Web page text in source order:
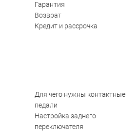
Гарантия
Возврат
Кредит и рассрочка
Для чего нужны контактные
педали
Настройка заднего
переключателя